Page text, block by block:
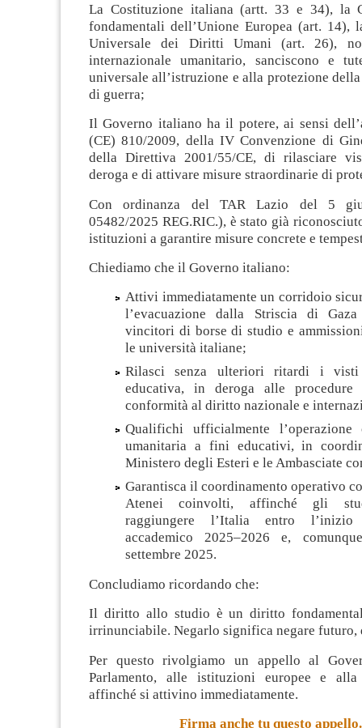
La Costituzione italiana (artt. 33 e 34), la
fondamentali dell’Unione Europea (art. 14),
Universale dei Diritti Umani (art. 26),
internazionale umanitario, sanciscono e
universale all’istruzione e alla protezione
di guerra;
Il Governo italiano ha il potere, ai sensi
(CE) 810/2009, della IV Convenzione di
della Direttiva 2001/55/CE, di rilasciare
deroga e di attivare misure straordinarie di
Con ordinanza del TAR Lazio del 5
05482/2025 REG.RIC.), è stato già
istituzioni a garantire misure concrete e
Chiediamo che il Governo italiano:
Attivi immediatamente un corridoio
l’evacuazione dalla Striscia di
vincitori di borse di studio e
le università italiane;
Rilasci senza ulteriori ritardi i visti
educativa, in deroga alle
conformità al diritto nazionale e
Qualifichi ufficialmente l’operazione
umanitaria a fini educativi, in
Ministero degli Esteri e le Ambasciate
Garantisca il coordinamento operativo
Atenei coinvolti, affinché gli
raggiungere l’Italia entro l’inizio
accademico 2025–2026 e,
settembre 2025.
Concludiamo ricordando che:
Il diritto allo studio è un diritto
irrinunciabile. Negarlo significa negare futuro,
Per questo rivolgiamo un appello al
Parlamento, alle istituzioni europee e
affinché si attivino immediatamente.
Firma anche tu questo appello.